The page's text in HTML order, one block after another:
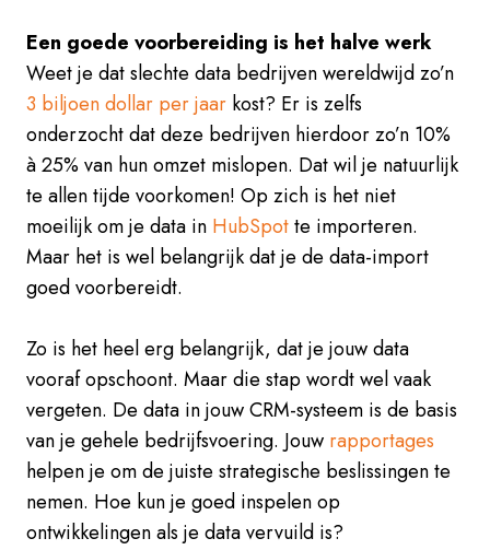
Een goede voorbereiding is het halve werk
Weet je dat slechte data bedrijven wereldwijd zo’n
3 biljoen dollar per jaar kost? Er is zelfs
onderzocht dat deze bedrijven hierdoor zo’n 10%
à 25% van hun omzet mislopen. Dat wil je natuurlijk
te allen tijde voorkomen! Op zich is het niet
moeilijk om je data in HubSpotte importeren.
Maar het is wel belangrijk dat je de data-import
goed voorbereidt.
Zo is het heel erg belangrijk, dat je jouw data
vooraf opschoont. Maar die stap wordt wel vaak
vergeten. De data in jouw CRM-systeem is de basis
van je gehele bedrijfsvoering. Jouw rapportages
helpen je om de juiste strategische beslissingen te
nemen. Hoe kun je goed inspelen op
ontwikkelingen als je data vervuild is?